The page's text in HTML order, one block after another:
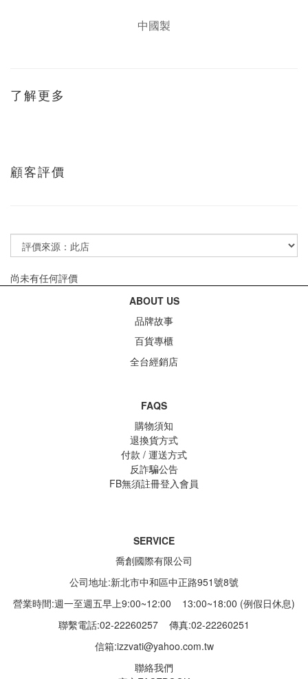
中國製
了解更多
顧客評價
尚未有任何評價
ABOUT US
品牌故事
百貨專櫃
全台經銷店
FAQS
購物須知
退換貨方式
付款 / 運送方式
反詐騙公告
FB無須註冊登入會員
SERVICE
喬創國際有限公司
公司地址:新北市中和區中正路951號8號
營業時間:週一至週五早上9:00~12:00 13:00~18:00 (例假日休息)
聯繫電話:02-22260257 傳真:02-22260251
信箱:izzvati@yahoo.com.tw
聯絡我們